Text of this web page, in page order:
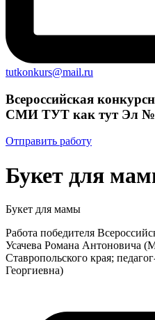
tutkonkurs@mail.ru
Всероссийская
СМИ ТУТ как тут Эл №
Отправить работу
Букет для
Букет для мамы
Работа победителя
Усачева Романа Антоновича
Ставропольского края;
Георгиевна)